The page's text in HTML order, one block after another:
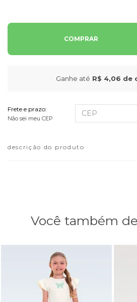
COMPRAR
Ganhe até R$ 4,06 de
Frete e prazo:
Não sei meu CEP
descrição do produto
Você também